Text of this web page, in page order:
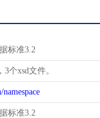
标准3.2
个xsd文件。
标准3.2